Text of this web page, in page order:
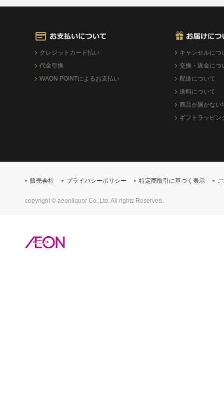
クレジットカード払い
代金引換
WAON POINTによるお支払い
キャンセルにつ
交換・返金につ
配送について
送料について
商品が届かない
ギフトラッピン
販売会社 プライバシーポリシー 特定商取引に基づく表示
copyright © aeonliquor Co.,Ltd. All rights Reserved.